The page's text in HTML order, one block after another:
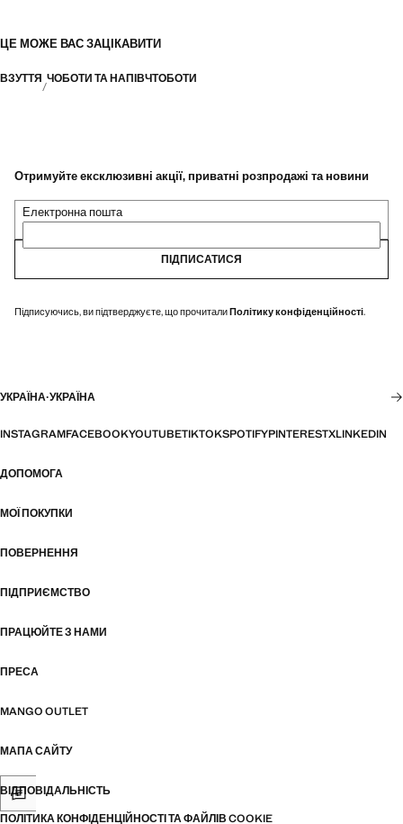
ЦЕ МОЖЕ ВАС ЗАЦІКАВИТИ
ВЗУТТЯ ЧОБОТИ ТА НАПІВЧТОБОТИ
Отримуйте ексклюзивні акції, приватні розпродажі та новини
Електронна пошта
ПІДПИСАТИСЯ
Підписуючись, ви підтверджуєте, що прочиталиПолітику конфіденційності.
УКРАЇНА·УКРАЇНА
INSTAGRAMFACEBOOKYOUTUBETIKTOKSPOTIFYPINTERESTXLINKEDIN
ДОПОМОГА
МОЇ ПОКУПКИ
ПОВЕРНЕННЯ
ПІДПРИЄМСТВО
ПРАЦЮЙТЕ З НАМИ
ПРЕСА
MANGO OUTLET
МАПА САЙТУ
ВІДПОВІДАЛЬНІСТЬ
ПОЛІТИКА КОНФІДЕНЦІЙНОСТІ ТА ФАЙЛІВ COOKIE